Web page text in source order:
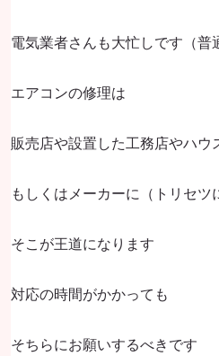
電気業者さんも大忙しです（普
エアコンの修理は
販売店や設置した工務店やハウ
もしくはメーカーに（トリセツ
そこが王道になります
対応の時間がかかっても
そちらにお願いするべきです